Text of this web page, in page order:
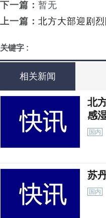
下一篇： 暂无
上一篇： 北方大部迎剧
关键字 :
相关新闻
北
感
国内
苏
国内